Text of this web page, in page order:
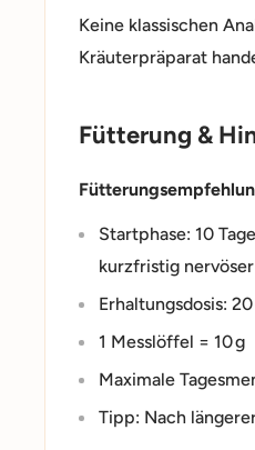
Keine klassischen
Kräuterpräparat
Fütterung &
Startphase: 10
kurzfristig
Erhaltungsdosis:
1 Messlöffel = 10 g
Maximale
Tipp: Nach